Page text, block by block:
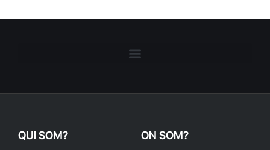
QUI SOM? ON SOM?